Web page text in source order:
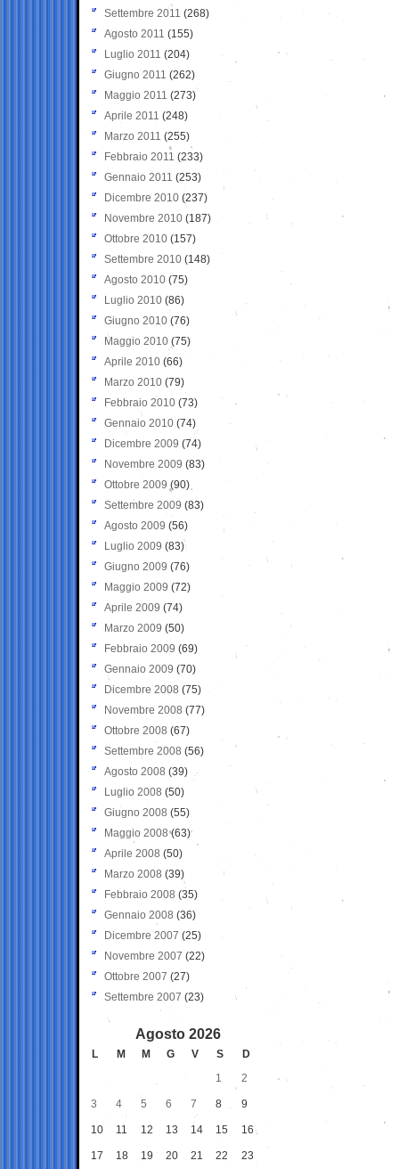
Settembre 2011 (268)
Agosto 2011 (155)
Luglio 2011 (204)
Giugno 2011 (262)
Maggio 2011 (273)
Aprile 2011 (248)
Marzo 2011 (255)
Febbraio 2011 (233)
Gennaio 2011 (253)
Dicembre 2010 (237)
Novembre 2010 (187)
Ottobre 2010 (157)
Settembre 2010 (148)
Agosto 2010 (75)
Luglio 2010 (86)
Giugno 2010 (76)
Maggio 2010 (75)
Aprile 2010 (66)
Marzo 2010 (79)
Febbraio 2010 (73)
Gennaio 2010 (74)
Dicembre 2009 (74)
Novembre 2009 (83)
Ottobre 2009 (90)
Settembre 2009 (83)
Agosto 2009 (56)
Luglio 2009 (83)
Giugno 2009 (76)
Maggio 2009 (72)
Aprile 2009 (74)
Marzo 2009 (50)
Febbraio 2009 (69)
Gennaio 2009 (70)
Dicembre 2008 (75)
Novembre 2008 (77)
Ottobre 2008 (67)
Settembre 2008 (56)
Agosto 2008 (39)
Luglio 2008 (50)
Giugno 2008 (55)
Maggio 2008(63)
Aprile 2008 (50)
Marzo 2008 (39)
Febbraio 2008 (35)
Gennaio 2008 (36)
Dicembre 2007 (25)
Novembre 2007 (22)
Ottobre 2007 (27)
Settembre 2007 (23)
Agosto 2026
L M M G V S
D
1
2
3 4 5 6 7 8 9
10 11 12 13 14 15 16
17 18 19 20 21 22 23